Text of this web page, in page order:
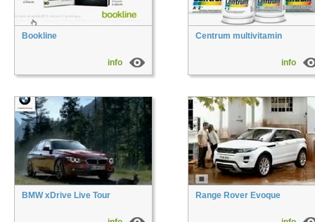
Bookline
info
Centrum multivitamin
info
BMW xDrive Live Tour Range Rover Evoque